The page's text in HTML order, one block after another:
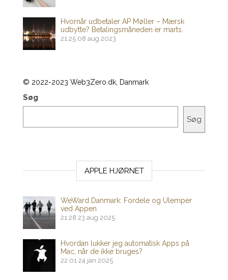
Hvornår udbetaler AP Møller – Mærsk
udbytte? Betalingsmåneden er marts.
21:25 08 aug 2023
© 2022-2023 Web3Zero.dk, Danmark
Søg
Søg
APPLE HJØRNET
WeWard Danmark: Fordele og Ulemper
ved Appen
21:28 23 aug 2025
Hvordan lukker jeg automatisk Apps på
Mac, når de ikke bruges?
22:01 24 jan 2025